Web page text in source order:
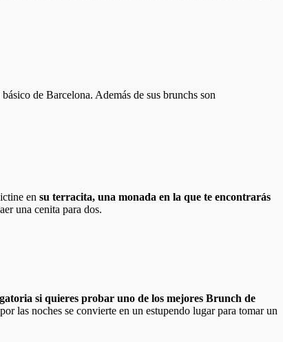
de Barcelona. Además de sus brunchs son
en su terracita, una monada en la que te encontrarás
una cenita para dos.
si quieres probar uno de los mejores Brunch de
las noches se convierte en un estupendo lugar para tomar un